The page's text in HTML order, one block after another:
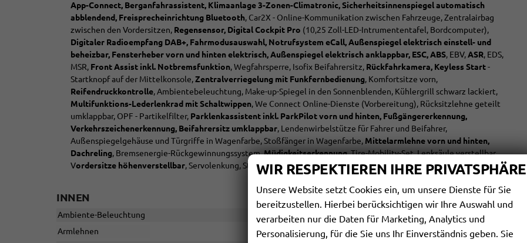
App-Connect, Berganfahrassistent, Klimaanlage 3-Zonen-Climatronic, Sicherheitsinnenspiegel automatisch
abblendend, Freisprecheinrichtung Bluetooth, Car2X - Online-Kommunikation zwischen Fahrzeuge, Zentralairbag
zwischen den Vordersitzen, Regensensor, Digital Cockpit Pro (10,25 Zoll-LED-Intrumententafel, Bordcomputer),
Digitaler Radioempfang DAB+, Fahrmodusauswahl, Notrufsystem eCall, Außenspiegel elektrisch einstell- und
beheizbar, Fensterheber vorn und hinten elektrisch, Außenspiegel elektrisch anklappbar, ESC, ABS, EBV,ASR, EDS,
MSR, Front Assist inkl. Notbremsfunktion, Wegfahrsperre, Isofix Beifahrersitz, Rückfahrkamera, Keyless Start-
Startknopf auf der Mittelkonsole,Zentralverriegelung mit Funkfernbedienung, Komfortsitze vorn,
Reifendruckkontrolle, Ambientebeleuchtung, Make-up-Spiegel in den Sonnenblenden, Kühlergrill schwarz lackiert,
Multifunktions-Lederlenkrad mit Schaltwippen, We Connect Online-Dienste (Vorbereitung), Rücksitzlehne geteilt
umklappbar, OPF - Partikelfilter, Parklenkassistent inkl. ParkPilot vorn und hinten, Fußgängererkennung,
Verkehrszeichenerkennung, Beifahrersitz umklappbar, Lendenwirbelstütze für Fahrer und Beifahrer,
Außenspiegelgehäuse und Türgriffe in Wagenfarbe, Stoßfänger in Wagenfarbe, Mittelarmlehne vorn und hinten,
Dachreling, Bremsenergie-Rückgewinnungssystem,Müdigkeitserkennung, Tire-Mobility-Set, Lenksäule verstellbar,
Vordersitze höhenverstellbar, Servolenkung, Start-Stopp-Anlage
INNEN
Ambiente-Beleuchtung
vorhanden
Armlehnen
Mittelarmlehne, Fahrer, Vorne und hinten
WIR RESPEKTIEREN IHRE PRIVATSPHÄRE
Unsere Website setzt Cookies ein, um unsere Dienste für Sie
bereitzustellen. Hierbei berücksichtigen wir Ihre Auswahl und
verarbeiten nur die Daten für Marketing, Analytics und
Personalisierung, für die Sie uns Ihr Einverständnis geben. Sie